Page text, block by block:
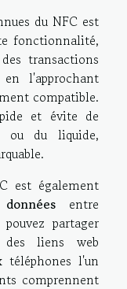
du NFC est
fonctionnalité,
transactions
l'approchant
compatible.
et évite de
ou du liquide,
est également
entre
partager
liens web
téléphones l'un
comprennent